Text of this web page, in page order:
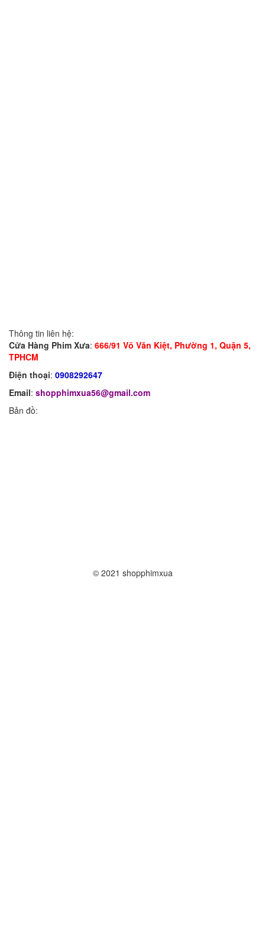
Thông tin liên hệ:
Cửa Hàng Phim Xưa: 666/91 Võ Văn Kiệt, Phường 1, Quận 5,
TPHCM
Điện thoại: 0908292647
Email: shopphimxua56@gmail.com
Bản đồ:
© 2021 shopphimxua